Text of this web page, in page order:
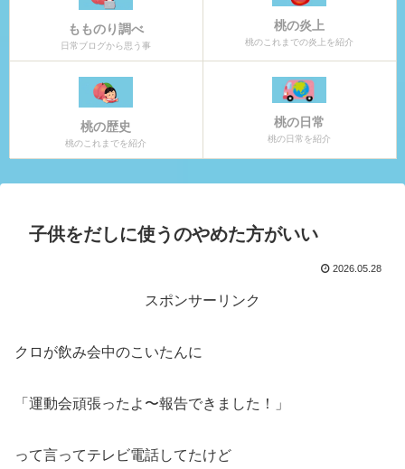
もものり調べ
日常ブログから思う事
桃の炎上
桃のこれまでの炎上を紹介
桃の歴史
桃のこれまでを紹介
桃の日常
桃の日常を紹介
子供をだしに使うのやめた方がいい
2026.05.28
スポンサーリンク
クロが飲み会中のこいたんに
「運動会頑張ったよ〜報告できました！」
って言ってテレビ電話してたけど